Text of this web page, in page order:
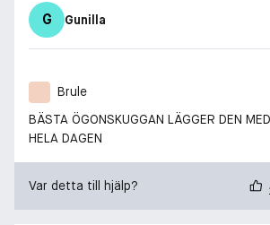
G Gunilla
Brule
BÄSTA ÖGONSKUGGAN LÄGGER DEN
HELA DAGEN
Var detta till hjälp?